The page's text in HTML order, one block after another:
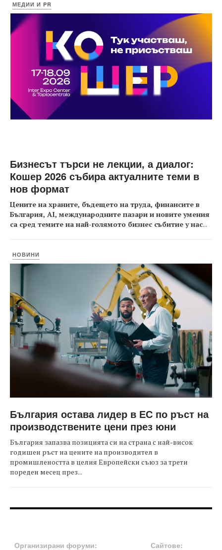
МЕДИИ И PR
Бизнесът търси не лекции, а диалог:
Кошер 2026 събира актуалните теми в
нов формат
Цените на храните, бъдещето на труда, финансите в
България, AI, международните пазари и новите умения
са сред темите на най-голямото бизнес събитие у нас...
НОВИНИ
България остава лидер в ЕС по ръст на
производствените цени през юни
България запазва позицията си на страна с най-висок
годишен ръст на цените на производител в
промишлеността в целия Европейски съюз за трети
пореден месец през...
Организирани форуми: Сайтове: